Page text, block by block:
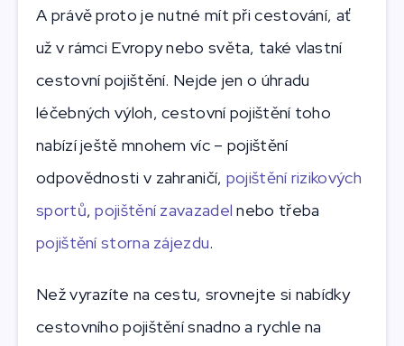
A právě proto je nutné mít při cestování, ať
už v rámci Evropy nebo světa, také vlastní
cestovní pojištění. Nejde jen o úhradu
léčebných výloh, cestovní pojištění toho
nabízí ještě mnohem víc – pojištění
odpovědnosti v zahraničí, pojištění rizikových
sportů,pojištění zavazadel nebo třeba
pojištění storna zájezdu.
Než vyrazíte na cestu, srovnejte si nabídky
cestovního pojištění snadno a rychle na